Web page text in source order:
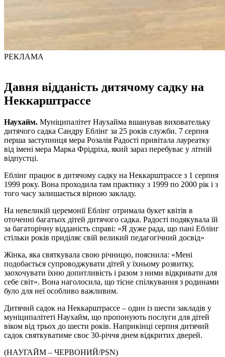
РЕКЛАМА
Давня відданість дитячому садку на
Неккарштрассе
Наухайм. Муніципалітет Наухайма вшанував виховательку
дитячого садка Сандру Еблінг за 25 років служби. 7 серпня
перша заступниця мера Розалія Радості привітала лауреатку
від імені мера Марка Фрідріха, який зараз перебуває у літній
відпустці.
Еблінг працює в дитячому садку на Неккарштрассе з 1 серпня
1999 року. Вона проходила там практику з 1999 по 2000 рік і з
того часу залишається вірною закладу.
На невеликій церемонії Еблінг отримала букет квітів в
оточенні багатьох дітей дитячого садка. Радості подякувала їй
за багаторічну відданість справі: «Я дуже рада, що пані Еблінг
стільки років приділяє свій великий педагогічний досвід»
Жінка, яка святкувала свою річницю, пояснила: «Мені
подобається супроводжувати дітей у їхньому розвитку,
заохочувати їхню допитливість і разом з ними відкривати для
себе світ». Вона наголосила, що тісне спілкування з родинами
було для неї особливо важливим.
Дитячий садок на Неккарштрассе – один із шести закладів у
муніципалітеті Наухайм, що пропонують послуги для дітей
віком від трьох до шести років. Наприкінці серпня дитячий
садок святкуватиме своє 30-річчя днем ​​відкритих дверей.
(НАУГАЙМ – ЧЕРВОНИЙ/PSN)